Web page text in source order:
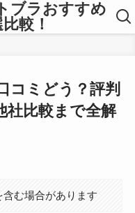
ブラおすすめ
較！
コミどう？評判
社比較まで全解
む場合があります